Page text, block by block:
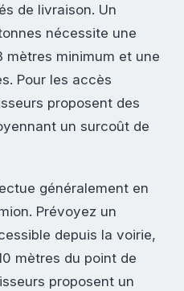
de livraison. Un
nécessite une
mètres minimum et une
Pour les accès
proposent des
un surcoût de
généralement en
Prévoyez un
depuis la voirie,
mètres du point de
proposent un